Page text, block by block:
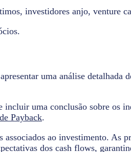
investidores anjo, venture
uma análise detalhada
incluir uma conclusão sobre os
Payback.
ao investimento. As
dos cash flows,